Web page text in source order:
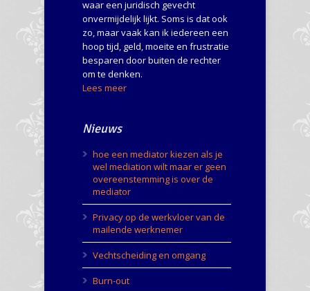
waar een juridisch gevecht
onvermijdelijk lijkt. Soms is dat ook
zo, maar vaak kan ik iedereen een
hoop tijd, geld, moeite en frustratie
besparen door buiten de rechter
om te denken.
Lees meer
Nieuws
hoe een mediator kiezen als je
wel mediation wilt maar er geen
overeenstemming is over de
mediator
Privacy op de werkvloer van de
mailende werknemer
Vechtscheiding en omgang
Burn-out